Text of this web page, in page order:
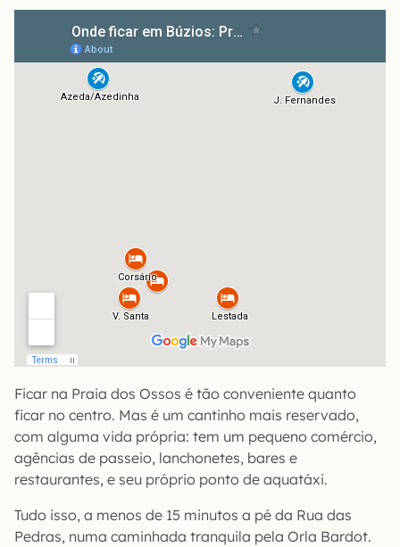
Ficar na Praia dos Ossos é tão conveniente quanto
ficar no centro. Mas é um cantinho mais reservado,
com alguma vida própria: tem um pequeno comércio,
agências de passeio, lanchonetes, bares e
restaurantes, e seu próprio ponto de aquatáxi.
Tudo isso, a menos de 15 minutos a pé da Rua das
Pedras, numa caminhada tranquila pela Orla Bardot.